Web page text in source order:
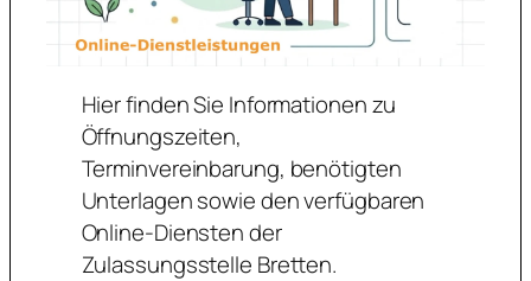
Hier finden Sie Informationen zu
Öffnungszeiten,
Terminvereinbarung, benötigten
Unterlagen sowie den verfügbaren
Online-Diensten der
Zulassungsstelle Bretten.